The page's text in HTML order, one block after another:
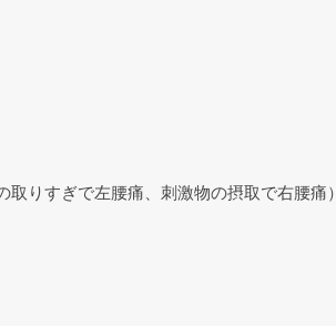
りすぎで左腰痛、刺激物の摂取で右腰痛）